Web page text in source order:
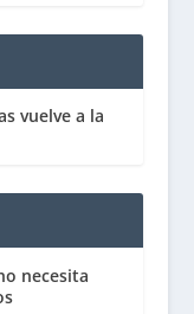
vuelve a la
necesita